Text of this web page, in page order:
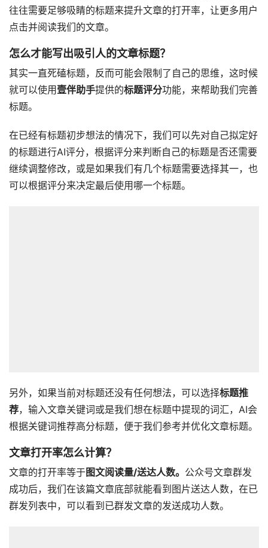
往往需要足够吸睛的标题来提升文章的打开率，让更多用户
点击并阅读我们的文章。
怎么才能写出吸引人的文章标题？
其实一直死磕标题，反而可能会限制了自己的思维，这时候
就可以使用 壹伴助手提供的标题评分功能，来帮助我们完善
标题。
在已经有标题初步想法的情况下，我们可以先对自己拟定好
的标题进行AI评分，根据评分来判断自己的标题是否还需要
继续调整修改，或是如果我们有几个标题需要选择其一，也
可以根据评分来决定最后使用哪一个标题。
另外，如果当前对标题还没有任何想法，可以选择标题推
荐，输入文章关键词或是我们想在标题中提现的词汇，AI会
根据关键词推荐高分标题，便于我们参考并优化文章标题。
文章打开率怎么计算？
文章的打开率等于图文阅读量/送达人数。 公众号文章群发
成功后，我们在该篇文章底部就能看到图片送达人数，在已
群发列表中，可以看到已群发文章的发送成功人数。